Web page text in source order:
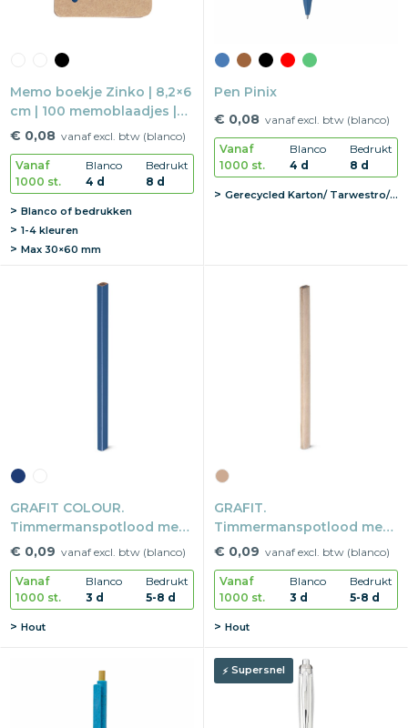
Memo boekje Zinko | 8,2×6
cm | 100 memoblaadjes |
Gerecycled karton
€ 0,08 vanaf excl. btw (blanco)
Vanaf
1000 st.
Blanco
4 d
Bedrukt
8 d
Blanco of bedrukken
1-4 kleuren
Max 30×60 mm
Pen Pinix
€ 0,08 vanaf excl. btw (blanco)
Vanaf
1000 st.
Blanco
4 d
Bedrukt
8 d
Gerecycled Karton/ Tarwestro/ ABS
GRAFIT COLOUR.
Timmermanspotlood met
hardheid HB
€ 0,09 vanaf excl. btw (blanco)
Vanaf
1000 st.
Blanco
3 d
Bedrukt
5-8 d
Hout
GRAFIT.
Timmermanspotlood met
hardheid HB
€ 0,09 vanaf excl. btw (blanco)
Vanaf
1000 st.
Blanco
3 d
Bedrukt
5-8 d
Hout
Supersnel